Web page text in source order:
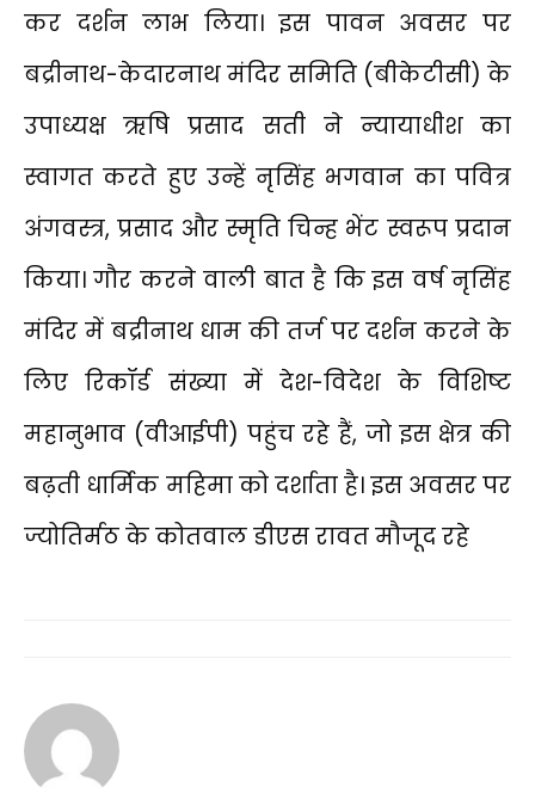
कर दर्शन लाभ लिया। इस पावन अवसर पर
बद्रीनाथ-केदारनाथ मंदिर समिति (बीकेटीसी) के
उपाध्यक्ष ऋषि प्रसाद सती ने न्यायाधीश का
स्वागत करते हुए उन्हें नृसिंह भगवान का पवित्र
अंगवस्त्र, प्रसाद और स्मृति चिन्ह भेंट स्वरूप प्रदान
किया। गौर करने वाली बात है कि इस वर्ष नृसिंह
मंदिर में बद्रीनाथ धाम की तर्ज पर दर्शन करने के
लिए रिकॉर्ड संख्या में देश-विदेश के विशिष्ट
महानुभाव (वीआईपी) पहुंच रहे हैं, जो इस क्षेत्र की
बढ़ती धार्मिक महिमा को दर्शाता है। इस अवसर पर
ज्योतिर्मठ के कोतवाल डीएस रावत मौजूद रहे